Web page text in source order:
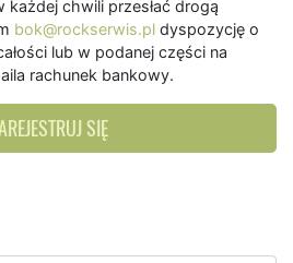
każdej chwili przesłać drogą
bok@rockserwis.pl dyspozycję o
lub w podanej części na
rachunek bankowy.
SIĘ